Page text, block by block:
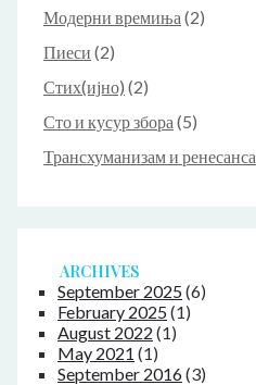
Модерни времиња (2)
Пиеси (2)
Стих(ијно) (2)
Сто и кусур збора (5)
Трансхуманизам и ренесанса
ARCHIVES
September 2025(6)
February 2025(1)
August 2022 (1)
May 2021 (1)
September 2016(3)